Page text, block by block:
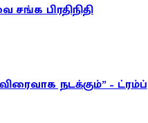
பிரதிநிதி
நடக்கும்” – ட்ரம்ப்